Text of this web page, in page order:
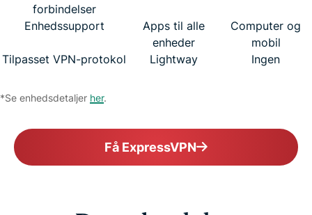
forbindelser
Enhedssupport
Apps til alle
enheder
Computer og
mobil
Tilpasset VPN-protokol
Lightway Ingen
*Se enhedsdetaljer her.
Få ExpressVPN